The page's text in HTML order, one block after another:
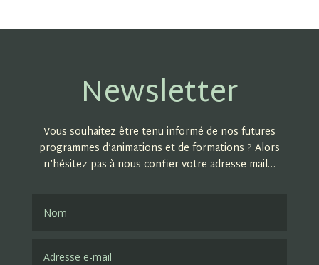
Newsletter
Vous souhaitez être tenu informé de nos futures
programmes d’animations et de formations ? Alors
n’hésitez pas à nous confier votre adresse mail…